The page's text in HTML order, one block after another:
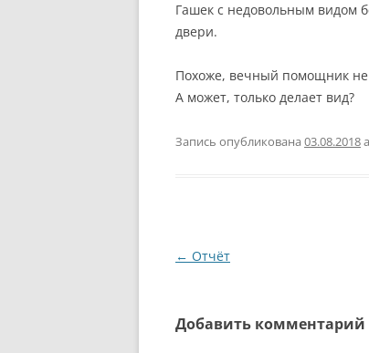
Гашек с недовольным видом
двери.
Похоже, вечный помощник не
А может, только делает вид?
Запись опубликована 03.08.2018
Навигация
← Отчёт
Добавить комментарий